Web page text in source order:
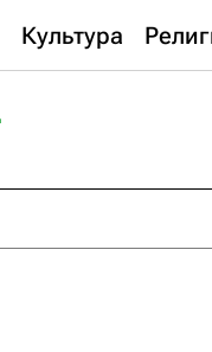
Культура